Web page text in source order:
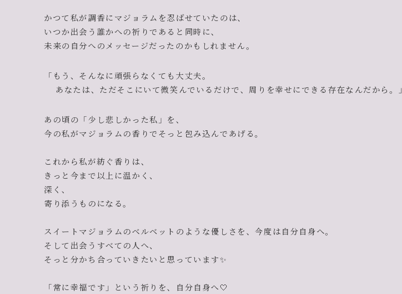
かつて私が調香にマジョラムを忍ばせていたのは、
いつか出会う誰かへの祈りであると同時に、
未来の自分へのメッセージだったのかもしれません。
「もう、そんなに頑張らなくても大丈夫。
あなたは、ただそこにいて微笑んでいるだけで、周りを幸せにできる存在なんだから。」
あの頃の「少し悲しかった私」を、
今の私がマジョラムの香りでそっと包み込んであげる。
これから私が紡ぐ香りは、
きっと今まで以上に温かく、
深く、
寄り添うものになる。
スイートマジョラムのベルベットのような優しさを、今度は自分自身へ。
そして出会うすべての人へ、
そっと分かち合っていきたいと思っています✨
「常に幸福です」という祈りを、自分自身へ🤍